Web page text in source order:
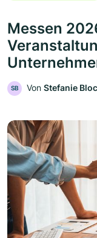
Messen
SB Von Stefanie